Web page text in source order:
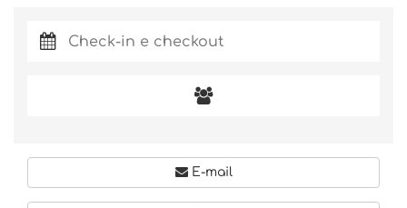
E-mail